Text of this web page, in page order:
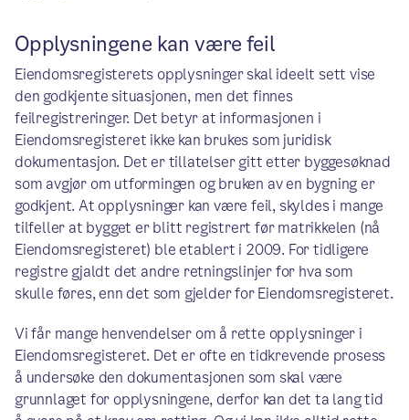
Opplysningene kan være feil
Eiendomsregisterets opplysninger skal ideelt sett vise
den godkjente situasjonen, men det finnes
feilregistreringer. Det betyr at informasjonen i
Eiendomsregisteret ikke kan brukes som juridisk
dokumentasjon. Det er tillatelser gitt etter byggesøknad
som avgjør om utformingen og bruken av en bygning er
godkjent. At opplysninger kan være feil, skyldes i mange
tilfeller at bygget er blitt registrert før matrikkelen (nå
Eiendomsregisteret) ble etablert i 2009. For tidligere
registre gjaldt det andre retningslinjer for hva som
skulle føres, enn det som gjelder for Eiendomsregisteret.
Vi får mange henvendelser om å rette opplysninger i
Eiendomsregisteret. Det er ofte en tidkrevende prosess
å undersøke den dokumentasjonen som skal være
grunnlaget for opplysningene, derfor kan det ta lang tid